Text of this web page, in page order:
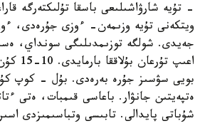
- تۇيە شارۋاشىلىعى باسقا تۇلىكتەرگە
ويتكەنى تۇيە وزىمەن- ءوزى جۇرەدى،
جەيدى. شولگە توزىمدىلىگى سونداي،
اعىپ
بويى سۋسىز جۇرە بەرەدى. بۇل - كوپ
ەتپەيتىن جانۋار. باعاسى قىمبات، ەتى
شۇباتى پايدالى. تابىسى وتباسىمىزدى